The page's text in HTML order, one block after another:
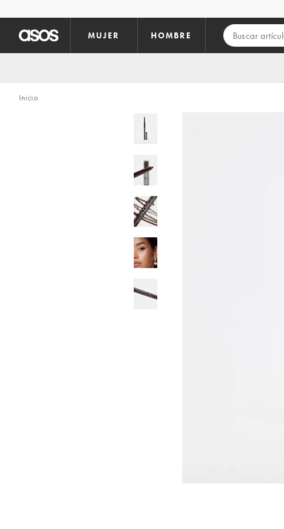
MUJER HOMBRE
Inicio